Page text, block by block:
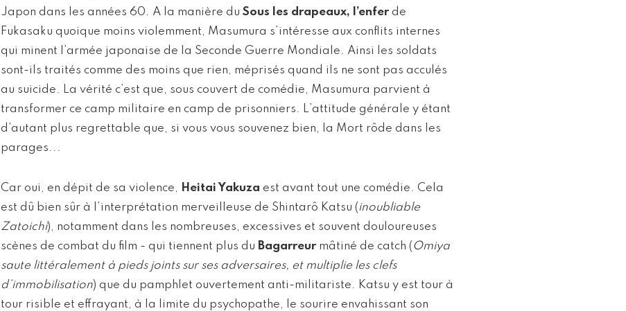
Japon dans les années 60. A la manière du Sous les drapeaux, l’enferde
Fukasaku quoique moins violemment, Masumura s’intéresse aux conflits internes
qui minent l’armée japonaise de la Seconde Guerre Mondiale. Ainsi les soldats
sont-ils traités comme des moins que rien, méprisés quand ils ne sont pas acculés
au suicide. La vérité c’est que, sous couvert de comédie, Masumura parvient à
transformer ce camp militaire en camp de prisonniers. L’attitude générale y étant
d’autant plus regrettable que, si vous vous souvenez bien, la Mort rôde dans les
parages...
Car oui, en dépit de sa violence, Heitai Yakuza est avant tout une comédie. Cela
est dû bien sûr à l’interprétation merveilleuse de Shintarô Katsu (inoubliable
Zatoichi), notamment dans les nombreuses, excessives et souvent douloureuses
scènes de combat du film - qui tiennent plus du Bagarreurmâtiné de catch (Omiya
saute littéralement à pieds joints sur ses adversaires, et multiplie les clefs
d’immobilisation) que du pamphlet ouvertement anti-militariste. Katsu y est tour à
tour risible et effrayant, à la limite du psychopathe, le sourire envahissant son